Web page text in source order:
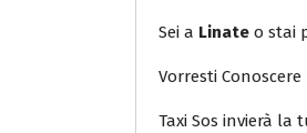
Sei a Linate o stai
Vorresti
Taxi Sos invierà